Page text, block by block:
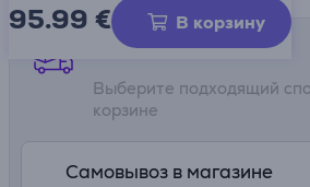
95.99 € В корзину
Способы доставки
Выберите подходящий
корзине
Самовывоз в магазине